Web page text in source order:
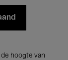
hoogte van